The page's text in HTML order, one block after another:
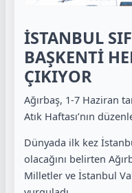
İSTANBUL
BAŞKENTİ
ÇIKIYOR
Ağırbaş, 1-7 Haziran
Atık Haftası’nın
Dünyada ilk kez
olacağını belirten
Milletler ve İstanbul